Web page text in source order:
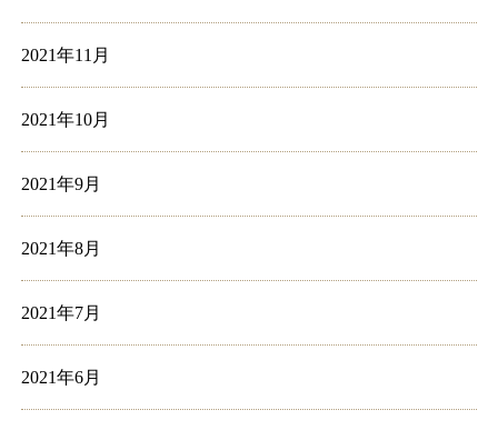
2021年11月
2021年10月
2021年9月
2021年8月
2021年7月
2021年6月